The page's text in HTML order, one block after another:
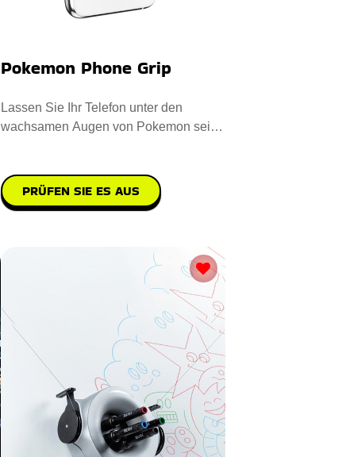
Pokemon Phone Grip
Lassen Sie Ihr Telefon unter den
wachsamen Augen von Pokemon sein.
PRÜFEN SIE ES AUS